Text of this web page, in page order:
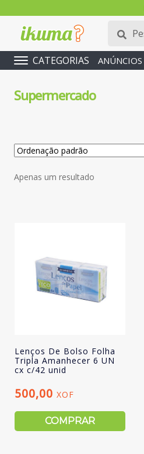
Pesquisar
por:
Pesquisa
CATEGORIAS ANÚNCIOS
Apenas um resultado
Lenços De Bolso Folha
Tripla Amanhecer 6 UN
cx c/42 unid
500,00 XOF
COMPRAR
Supermercado